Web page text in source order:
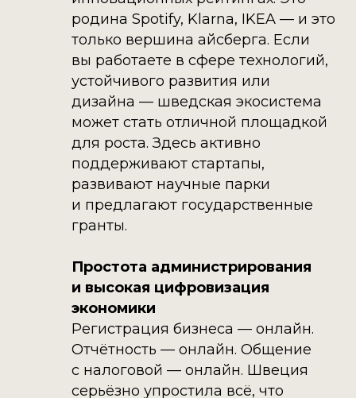
родина Spotify, Klarna, IKEA — и это
только вершина айсберга. Если
вы работаете в сфере технологий,
устойчивого развития или
дизайна — шведская экосистема
может стать отличной площадкой
для роста. Здесь активно
поддерживают стартапы,
развивают научные парки
и предлагают государственные
гранты.
Простота администрирования
и высокая цифровизация
экономики
Регистрация бизнеса — онлайн.
Отчётность — онлайн. Общение
с налоговой — онлайн. Швеция
серьёзно упростила всё, что